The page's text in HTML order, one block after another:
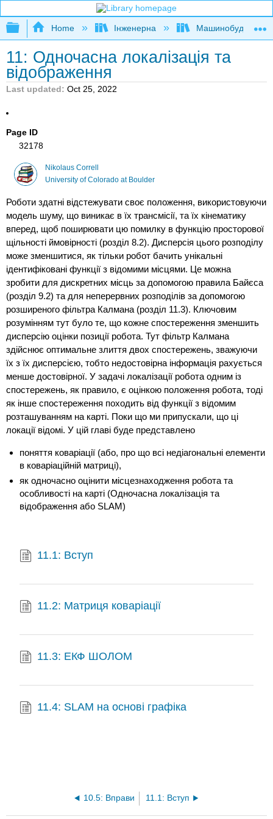
Expand/collapse global hierarchy
Home Інженерна
11: Одночасна локалізація та
відображення
Last updated Oct 25, 2022
Page ID
32178
Nikolaus Correll
University of Colorado at Boulder
Роботи здатні відстежувати своє положення, використовуючи
модель шуму, що виникає в їх трансмісії, та їх кінематику
вперед, щоб поширювати цю помилку в функцію просторової
щільності ймовірності (розділ 8.2). Дисперсія цього розподілу
може зменшитися, як тільки робот бачить унікальні
ідентифіковані функції з відомими місцями. Це можна
зробити для дискретних місць за допомогою правила Байєса
(розділ 9.2) та для неперервних розподілів за допомогою
розширеного фільтра Калмана (розділ 11.3). Ключовим
розумінням тут було те, що кожне спостереження зменшить
дисперсію оцінки позиції робота. Тут фільтр Калмана
здійснює оптимальне злиття двох спостережень, зважуючи
їх з їх дисперсією, тобто недостовірна інформація рахується
менше достовірної. У задачі локалізації робота одним із
спостережень, як правило, є оцінкою положення робота, тоді
як інше спостереження походить від функції з відомим
розташуванням на карті. Поки що ми припускали, що ці
локації відомі. У цій главі буде представлено
поняття коваріації (або, про що всі недіагональні елементи
в коваріаційній матриці),
як одночасно оцінити місцезнаходження робота та
особливості на карті (Одночасна локалізація та
відображення або SLAM)
11.1: Вступ
11.2: Матриця коваріації
11.3: ЕКФ ШОЛОМ
11.4: SLAM на основі графіка
10.5: Вправи 11.1: Вступ